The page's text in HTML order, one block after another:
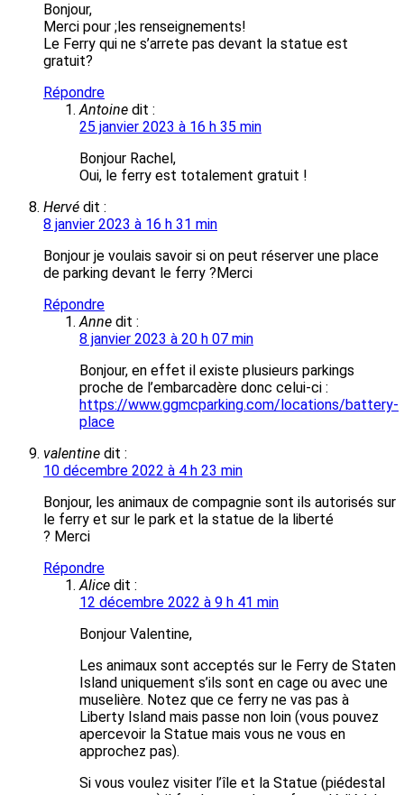
Bonjour,
Merci pour ;les renseignements!
Le Ferry qui ne s’arrete pas devant la statue est
gratuit?
Répondre
Antoine dit :
25 janvier 2023 à 16 h 35 min
Bonjour Rachel,
Oui, le ferry est totalement gratuit !
Hervé dit :
8 janvier 2023 à 16 h 31 min
Bonjour je voulais savoir si on peut réserver une place
de parking devant le ferry ?Merci
Répondre
Anne dit :
8 janvier 2023 à 20 h 07 min
Bonjour, en effet il existe plusieurs parkings
proche de l’embarcadère donc celui-ci :
https://www.ggmcparking.com/locations/battery-
place
valentine dit :
10 décembre 2022 à 4 h 23 min
Bonjour, les animaux de compagnie sont ils autorisés sur
le ferry et sur le park et la statue de la liberté
? Merci
Répondre
Alice dit :
12 décembre 2022 à 9 h 41 min
Bonjour Valentine,
Les animaux sont acceptés sur le Ferry de Staten
Island uniquement s’ils sont en cage ou avec une
muselière. Notez que ce ferry ne vas pas à
Liberty Island mais passe non loin (vous pouvez
apercevoir la Statue mais vous ne vous en
approchez pas).
Si vous voulez visiter l’île et la Statue (piédestal